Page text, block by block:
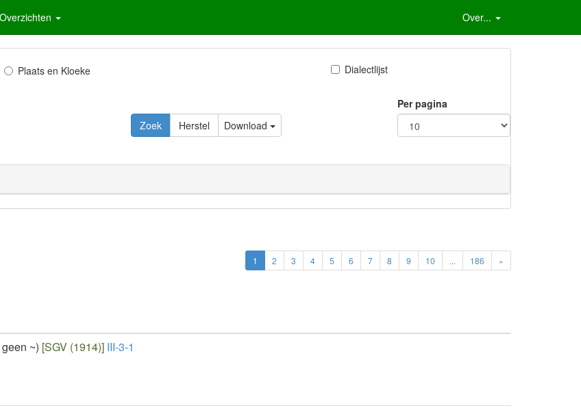
Overzichten Over...
Plaats en Kloeke Dialectlijst
Zoek Herstel Download
Per pagina
1 2 3 4 5 6 7 8 9 10 ... 186 »
~) [SGV (1914)] III-3-1